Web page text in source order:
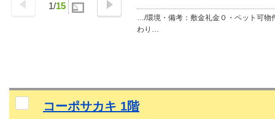
1/15
…/環境・備考：敷金礼金０・ペット可物
わり…
コーポサカキ 1階